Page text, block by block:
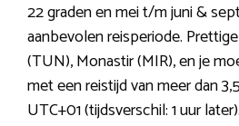
22 graden en mei t/m juni &
aanbevolen reisperiode.
(TUN), Monastir (MIR), en je
met een reistijd van meer dan
UTC+01 (tijdsverschil: 1 uur later).